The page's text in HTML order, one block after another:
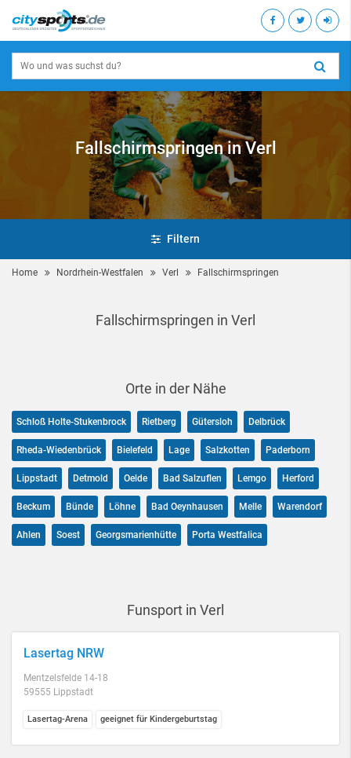
Fallschirmspringen in Verl
Filtern
Home Nordrhein-Westfalen Verl Fallschirmspringen
Fallschirmspringen in Verl
Orte in der Nähe
Schloß Holte-Stukenbrock Rietberg Gütersloh Delbrück
Rheda-Wiedenbrück Bielefeld Lage Salzkotten Paderborn
Lippstadt Detmold Oelde Bad Salzuflen Lemgo Herford
Beckum Bünde Löhne Bad Oeynhausen Melle Warendorf
Ahlen Soest Georgsmarienhütte Porta Westfalica
Funsport in Verl
Lasertag NRW
Mentzelsfelde 14-18
59555 Lippstadt
Lasertag-Arena geeignet für Kindergeburtstag